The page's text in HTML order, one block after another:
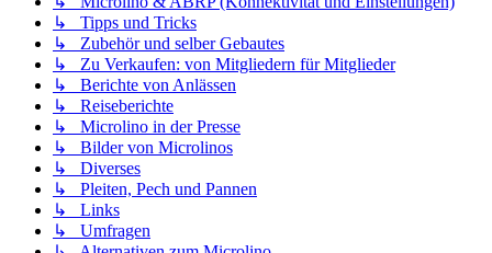
↳ Tipps und Tricks
↳ Zubehör und selber Gebautes
↳ Zu Verkaufen: von Mitgliedern für Mitglieder
↳ Berichte von Anlässen
↳ Reiseberichte
↳ Microlino in der Presse
↳ Bilder von Microlinos
↳ Diverses
↳ Pleiten, Pech und Pannen
↳ Links
↳ Umfragen